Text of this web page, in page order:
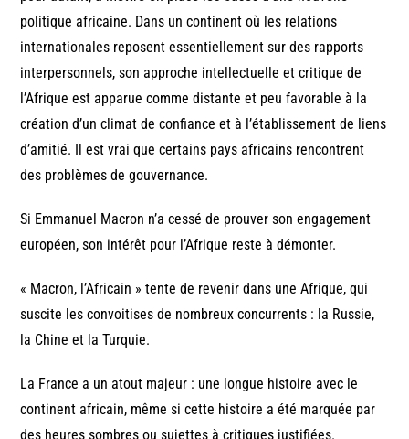
politique africaine. Dans un continent où les relations
internationales reposent essentiellement sur des rapports
interpersonnels, son approche intellectuelle et critique de
l’Afrique est apparue comme distante et peu favorable à la
création d’un climat de confiance et à l’établissement de liens
d’amitié. Il est vrai que certains pays africains rencontrent
des problèmes de gouvernance.
Si Emmanuel Macron n’a cessé de prouver son engagement
européen, son intérêt pour l’Afrique reste à démonter.
« Macron, l’Africain » tente de revenir dans une Afrique, qui
suscite les convoitises de nombreux concurrents : la Russie,
la Chine et la Turquie.
La France a un atout majeur : une longue histoire avec le
continent africain, même si cette histoire a été marquée par
des heures sombres ou sujettes à critiques justifiées.